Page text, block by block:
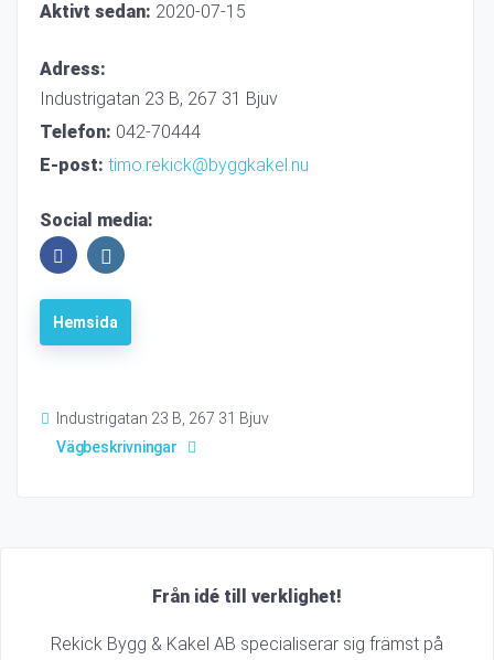
Från idé till verklighet!
Rekick Bygg & Kakel AB specialiserar sig främst på
Aktivt sedan: 2020-07-15
Adress:
Industrigatan 23 B, 267 31 Bjuv
Telefon: 042-70444
E-post: timo.rekick@byggkakel.nu
Social media:
Hemsida
Industrigatan 23 B, 267 31 Bjuv
Vägbeskrivningar